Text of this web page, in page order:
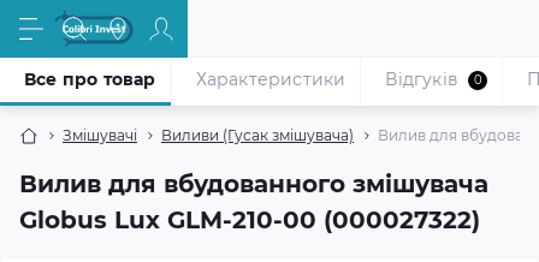
Змішувачі Виливи (Гусак змішувача) Вилив для
Вилив для вбудованного змішувача
Globus Lux GLM-210-00 (000027322)
Все про товар Характеристики Відгуків 0